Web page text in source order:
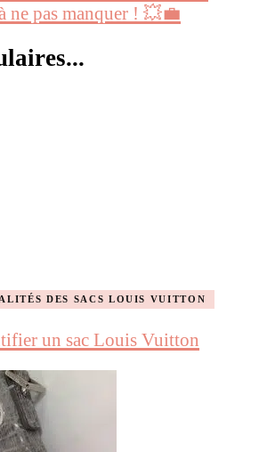
ne pas manquer ! 💥💼
DES SACS LOUIS VUITTON
un sac Louis Vuitton